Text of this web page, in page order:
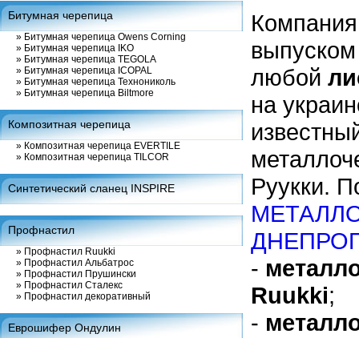
Битумная черепица
» Битумная черепица Owens Corning
» Битумная черепица IKO
» Битумная черепица TEGOLA
» Битумная черепица ICOPAL
» Битумная черепица Технониколь
» Битумная черепица Biltmore
Композитная черепица
» Композитная черепица EVERTILE
» Композитная черепица TILCOR
Синтетический сланец INSPIRE
Профнастил
» Профнастил Ruukki
» Профнастил Альбатрос
» Профнастил Прушински
» Профнастил Сталекс
» Профнастил декоративный
Еврошифер Ондулин
любой
на
Руукки.
-
Ruukki;
-